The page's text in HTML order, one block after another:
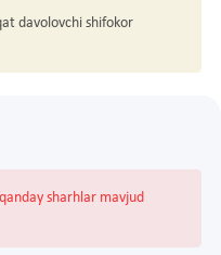
davolovchi shifokor
sharhlar mavjud